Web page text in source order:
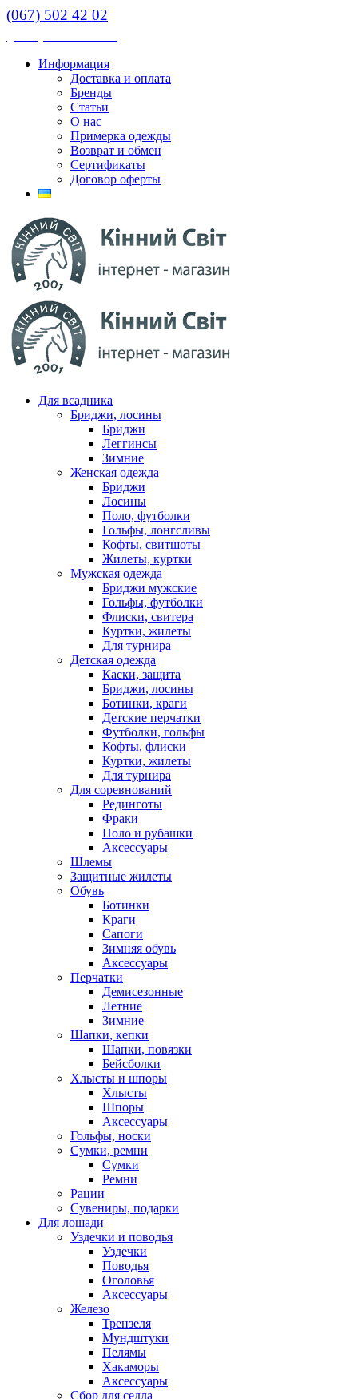
(067) 502 42 02
Информация
Доставка и оплата
Бренды
Статьи
О нас
Примерка одежды
Возврат и обмен
Сертификаты
Договор оферты
Для всадника
Бриджи, лосины
Бриджи
Леггинсы
Зимние
Женская одежда
Бриджи
Лосины
Поло, футболки
Гольфы, лонгсливы
Кофты, свитшоты
Жилеты, куртки
Мужская одежда
Бриджи мужские
Гольфы, футболки
Флиски, свитера
Куртки, жилеты
Для турнира
Детская одежда
Каски, защита
Бриджи, лосины
Ботинки, краги
Детские перчатки
Футболки, гольфы
Кофты, флиски
Куртки, жилеты
Для турнира
Для соревнований
Рединготы
Фраки
Поло и рубашки
Аксессуары
Шлемы
Защитные жилеты
Обувь
Ботинки
Краги
Сапоги
Зимняя обувь
Аксессуары
Перчатки
Демисезонные
Летние
Зимние
Шапки, кепки
Шапки, повязки
Бейсболки
Хлысты и шпоры
Хлысты
Шпоры
Аксессуары
Гольфы, носки
Сумки, ремни
Сумки
Ремни
Рации
Сувениры, подарки
Для лошади
Уздечки и поводья
Уздечки
Поводья
Оголовья
Аксессуары
Железо
Трензеля
Мундштуки
Пелямы
Хакаморы
Аксессуары
Сбор для седла